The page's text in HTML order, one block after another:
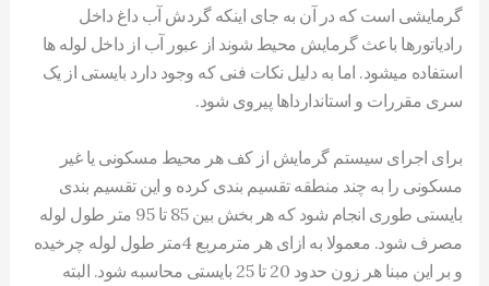
گرمایشی است که در آن به جای اینکه گردش آب داغ داخل
رادیاتورها باعث گرمایش محیط شوند از عبور آب از داخل لوله ها
استفاده میشود. اما به دلیل نکات فنی که وجود دارد بایستی از یک
سری مقررات و استاندارداها پیروی شود.
برای اجرای سیستم گرمایش از کف هر محیط مسکونی یا غیر
مسکونی را به چند منطقه تقسیم بندی کرده و این تقسیم بندی
بایستی طوری انجام شود که هر بخش بین 85 تا 95 متر طول لوله
مصرف شود. معمولا به ازای هر مترمربع 4متر طول لوله چرخیده
و بر این مبنا هر زون حدود 20 تا 25 بایستی محاسبه شود. البته